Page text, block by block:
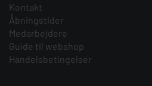
Kontakt
Åbningstider
Medarbejdere
Guide til webshop
Handelsbetingelser